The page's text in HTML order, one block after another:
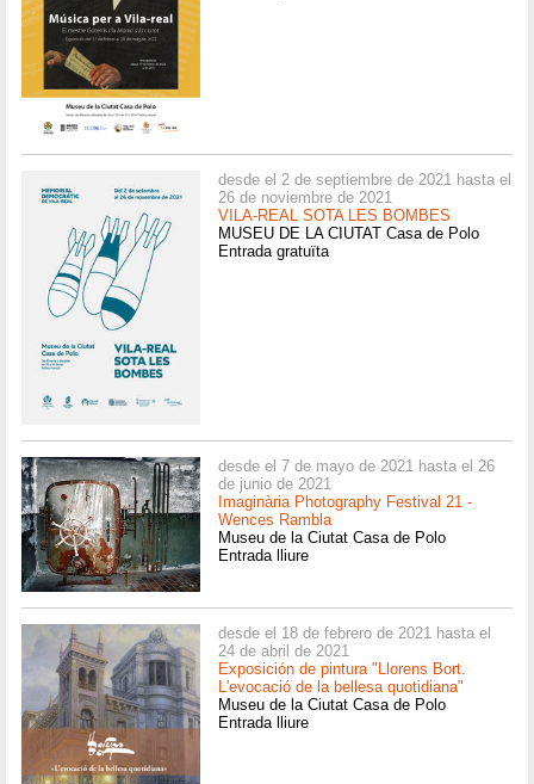
desde el 2 de septiembre de 2021 hasta el
26 de noviembre de 2021
VILA-REAL SOTA LES BOMBES
MUSEU DE LA CIUTAT Casa de Polo
Entrada gratuïta
desde el 7 de mayo de 2021 hasta el 26
de junio de 2021
Imaginària Photography Festival 21 -
Wences Rambla
Museu de la Ciutat Casa de Polo
Entrada lliure
desde el 18 de febrero de 2021 hasta el
24 de abril de 2021
Exposición de pintura "Llorens Bort.
L'evocació de la bellesa quotidiana"
Museu de la Ciutat Casa de Polo
Entrada lliure